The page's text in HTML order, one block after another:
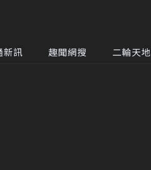
新訊 趣聞網搜 二輪天地